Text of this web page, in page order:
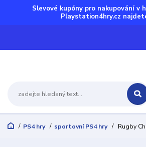
Slevové kupóny pro nakupování v
Playstation4hry.cz
PS4 hry sportovní PS4 hry Rugby